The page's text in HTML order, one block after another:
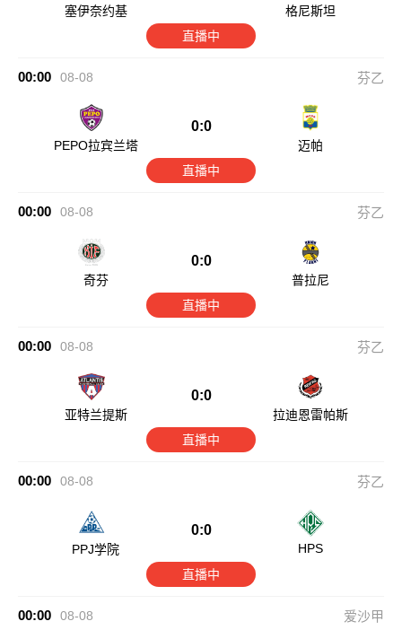
塞伊奈约基
格尼斯坦
直播中
00:00 08-08 芬乙
PEPO拉宾兰塔
0:0
迈帕
直播中
00:00 08-08 芬乙
奇芬
0:0
普拉尼
直播中
00:00 08-08 芬乙
亚特兰提斯
0:0
拉迪恩雷帕斯
直播中
00:00 08-08 芬乙
PPJ学院
0:0
HPS
直播中
00:00 08-08 爱沙甲